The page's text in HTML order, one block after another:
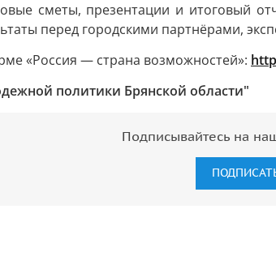
сметы, презентации и итоговый
перед городскими партнёрами,
«Россия — страна возможностей»:
политики Брянской области"
Подписывайтесь на